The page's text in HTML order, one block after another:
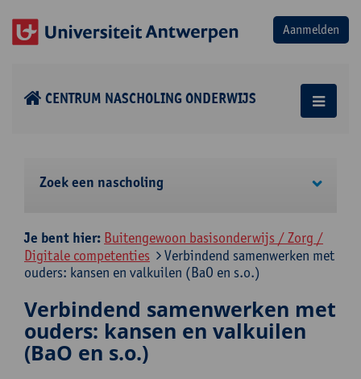
CENTRUM NASCHOLING ONDERWIJS
Zoek een nascholing
Je bent hier: Buitengewoon basisonderwijs / Zorg /
Digitale competenties
Verbindend samenwerken met
ouders: kansen en valkuilen (BaO en s.o.)
Verbindend samenwerken met
ouders: kansen en valkuilen
(BaO en s.o.)